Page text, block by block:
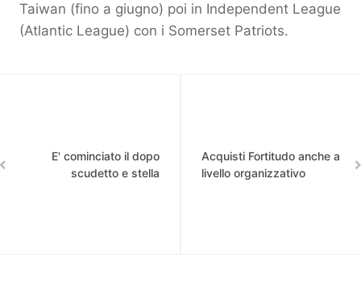
Taiwan (fino a giugno) poi in Independent League
(Atlantic League) con i Somerset Patriots.
E' cominciato il dopo
scudetto e stella
Acquisti Fortitudo anche a
livello organizzativo